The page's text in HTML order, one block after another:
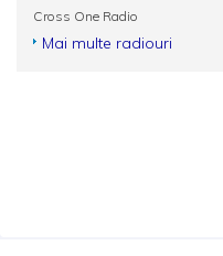
Cross One Radio
Mai multe radiouri